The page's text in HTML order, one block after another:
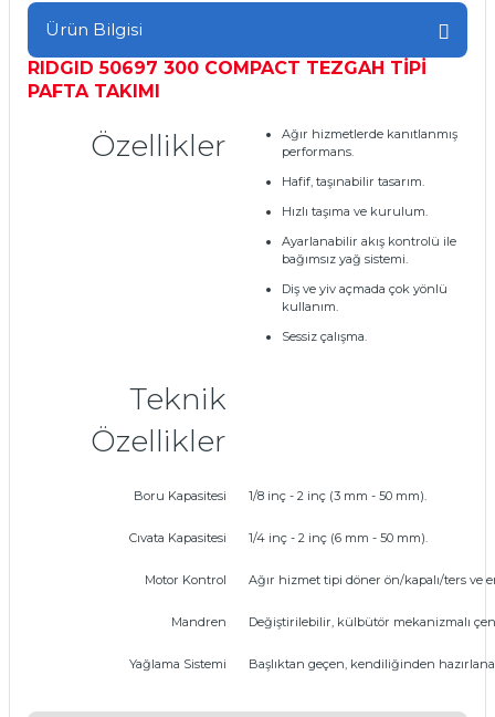
Ürün Bilgisi
RIDGID 50697 300 COMPACT TEZGAH TİPİ
PAFTA TAKIMI
Özellikler
Ağır hizmetlerde kanıtlanmış
performans.
Hafif, taşınabilir tasarım.
Hızlı taşıma ve kurulum.
Ayarlanabilir akış kontrolü ile
bağımsız yağ sistemi.
Diş ve yiv açmada çok yönlü
kullanım.
Sessiz çalışma.
Teknik
Özellikler
Boru Kapasitesi 1/8 inç - 2 inç (3 mm - 50 mm).
Cıvata Kapasitesi 1/4 inç - 2 inç (6 mm - 50 mm).
Motor Kontrol Ağır hizmet tipi döner ön/kapalı/ters ve
Mandren Değiştirilebilir, külbütör mekanizmalı
Yağlama Sistemi Başlıktan geçen, kendiliğinden